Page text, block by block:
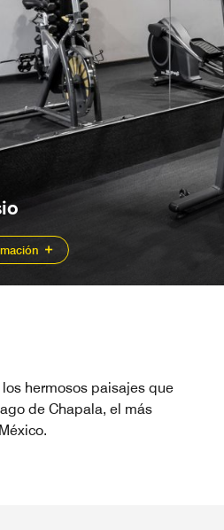
hermosos paisajes que
de Chapala, el más